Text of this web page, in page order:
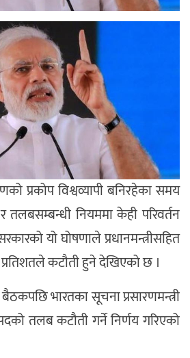
प्रकोप विश्वव्यापी बनिरहेका समय
नियममा केही परिवर्तन
यो घोषणाले प्रधानमन्त्रीसहित
कटौती हुने देखिएको छ ।
बैठकपछि भारतका सूचना प्रसारणमन्त्री
तलब कटौती गर्ने निर्णय गरिएको